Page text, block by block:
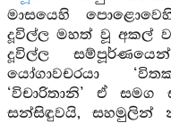
මාසයෙහි
දූවිල්ල මහත් වූ අකල්
දූවිල්ල
යෝගාවචරයා
‘විචාරිතානි’ ඒ සමග
සන්සිඳුවයි, සහමුලින්